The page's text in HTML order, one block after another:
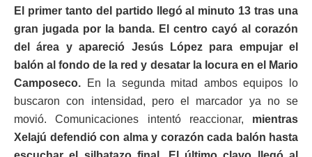
El primer tanto del partido llegó al minuto 13 tras una
gran jugada por la banda. El centro cayó al corazón
del área y apareció Jesús Lópezpara empujar el
balón al fondo de la red y desatar la locura en el Mario
Camposeco. En la segunda mitad ambos equipos lo
buscaron con intensidad, pero el marcador ya no se
movió. Comunicaciones intentó reaccionar, mientras
Xelajú defendió con alma y corazón cada balón hasta